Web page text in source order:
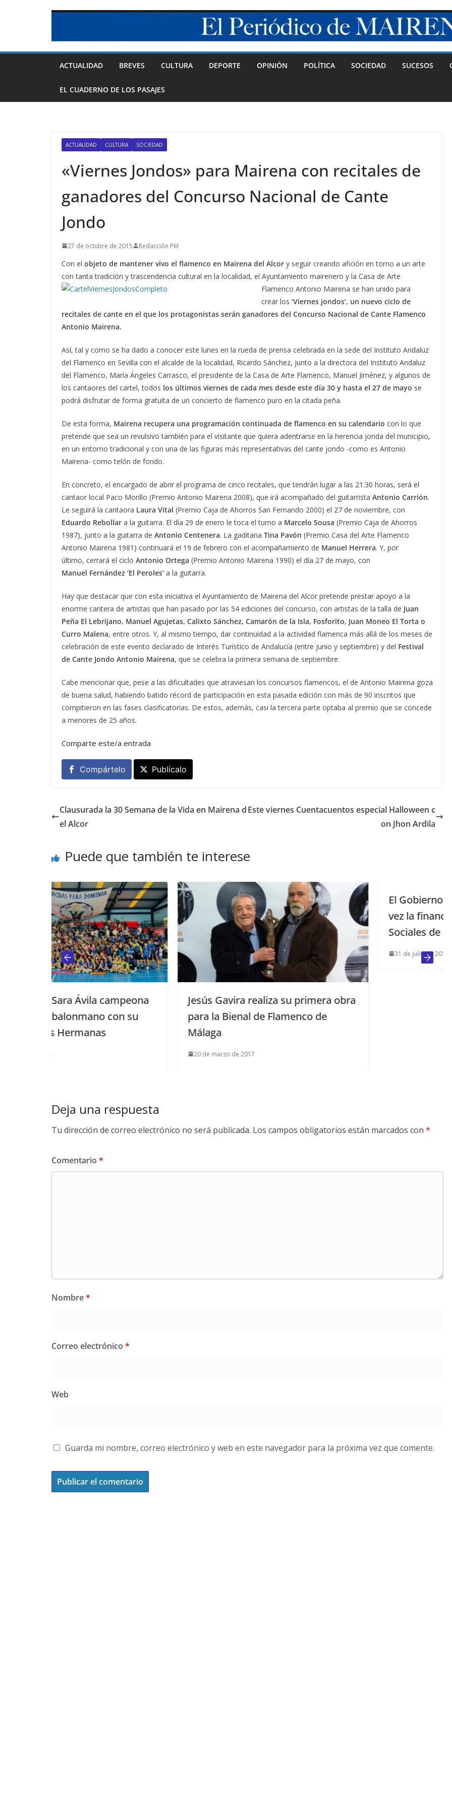
ACTUALIDAD BREVES CULTURA DEPORTE OPINIÓN POLÍTICA SOCIEDAD SUCESOS
EL CUADERNO DE LOS PASAJES
ACTUALIDAD CULTURA SOCIEDAD
«Viernes Jondos» para Mairena con recitales de
ganadores del Concurso Nacional de Cante
Jondo
27 de octubre de 2015 Redacción PM
Con el objeto de mantener vivo el flamenco en Mairena del Alcor y seguir creando afición en torno a un arte
con tanta tradición y trascendencia cultural en la localidad, el Ayuntamiento mairenero y la Casa de Arte
Flamenco Antonio Mairena se han unido para
crear los ‘Viernes jondos’, un nuevo ciclo de
recitales de cante en el que los protagonistas serán ganadores del Concurso Nacional de Cante Flamenco
Antonio Mairena.
Así, tal y como se ha dado a conocer este lunes en la rueda de prensa celebrada en la sede del Instituto Andaluz
del Flamenco en Sevilla con el alcalde de la localidad, Ricardo Sánchez, junto a la directora del Instituto Andaluz
del Flamenco, María Ángeles Carrasco, el presidente de la Casa de Arte Flamenco, Manuel Jiménez, y algunos de
los cantaores del cartel, todos los últimos viernes de cada mes desde este día 30 y hasta el 27 de mayo se
podrá disfrutar de forma gratuita de un concierto de flamenco puro en la citada peña.
De esta forma, Mairena recupera una programación continuada de flamenco en su calendario con lo que
pretende que sea un revulsivo también para el visitante que quiera adentrarse en la herencia jonda del municipio,
en un entorno tradicional y con una de las figuras más representativas del cante jondo -como es Antonio
Mairena- como telón de fondo.
En concreto, el encargado de abrir el programa de cinco recitales, que tendrán lugar a las 21:30 horas, será el
cantaor local Paco Morillo (Premio Antonio Mairena 2008), que irá acompañado del guitarrista Antonio Carrión.
Le seguirá la cantaora Laura Vital (Premio Caja de Ahorros San Fernando 2000) el 27 de noviembre, con
Eduardo Rebollar a la guitarra. El día 29 de enero le toca el turno a Marcelo Sousa (Premio Caja de Ahorros
1987), junto a la guitarra de Antonio Centenera. La gaditana Tina Pavón (Premio Casa del Arte Flamenco
Antonio Mairena 1981) continuará el 19 de febrero con el acompañamiento de Manuel Herrera. Y, por
último, cerrará el ciclo Antonio Ortega (Premio Antonio Mairena 1990) el día 27 de mayo, con
Manuel Fernández ‘El Peroles’ a la guitarra.
Hay que destacar que con esta iniciativa el Ayuntamiento de Mairena del Alcor pretende prestar apoyo a la
enorme cantera de artistas que han pasado por las 54 ediciones del concurso, con artistas de la talla de Juan
Peña El Lebrijano, Manuel Agujetas, Calixto Sánchez, Camarón de la Isla, Fosforito, Juan Moneo El Torta o
Curro Malena, entre otros. Y, al mismo tiempo, dar continuidad a la actividad flamenca más allá de los meses de
celebración de este evento declarado de Interés Turístico de Andalucía (entre junio y septiembre) y del Festival
de Cante Jondo Antonio Mairena, que se celebra la primera semana de septiembre.
Cabe mencionar que, pese a las dificultades que atraviesan los concursos flamencos, el de Antonio Mairena goza
de buena salud, habiendo batido récord de participación en esta pasada edición con más de 90 inscritos que
compitieron en las fases clasificatorias. De estos, además, casi la tercera parte optaba al premio que se concede
a menores de 25 años.
Comparte este/a entrada
Compártelo Publícalo
Clausurada la 30 Semana de la Vida en Mairena d
el Alcor
Este viernes Cuentacuentos especial Halloween c
on Jhon Ardila
Puede que también te interese
Jesús Gavira realiza su primera obra
para la Bienal de Flamenco de
Málaga
El Gobierno garantizará por
vez la financiación de los Servicios
Sociales de los ayuntamientos
Deja una respuesta
Tu dirección de correo electrónico no será publicada. Los campos obligatorios están marcados con *
Comentario *
Nombre*
Correo electrónico *
Web
Guarda mi nombre, correo electrónico y web en este navegador para la próxima vez que comente.